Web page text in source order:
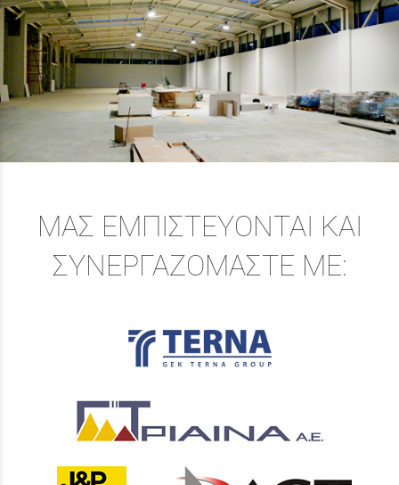
ΜΑΣ ΕΜΠΙΣΤΕΥΟΝΤΑΙ ΚΑΙ
ΣΥΝΕΡΓΑΖΟΜΑΣΤΕ ΜΕ: